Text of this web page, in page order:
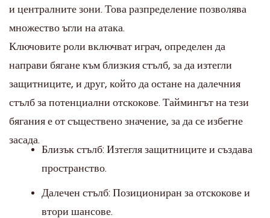
и централните зони. Това разпределение позволява
множество ъгли на атака.
Ключовите роли включват играч, определен да
направи бягане към близкия стълб, за да изтегли
защитниците, и друг, който да остане на далечния
стълб за потенциални отскокове. Таймингът на тези
бягания е от съществено значение, за да се избегне
засада.
Близък стълб: Изтегля защитниците и създава
пространство.
Далечен стълб: Позициониран за отскокове и
втори шансове.